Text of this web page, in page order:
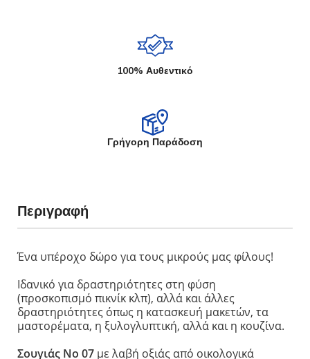
100% Αυθεντικό
Γρήγορη Παράδοση
Περιγραφή
Ένα υπέροχο δώρο για τους μικρούς μας φίλους!
Ιδανικό για δραστηριότητες στη φύση
(προσκοπισμό πικνίκ κλπ), αλλά και άλλες
δραστηριότητες όπως η κατασκευή μακετών, τα
μαστορέματα, η ξυλογλυπτική, αλλά και η κουζίνα.
Σουγιάς Νο 07 με λαβή οξιάς από οικολογικά